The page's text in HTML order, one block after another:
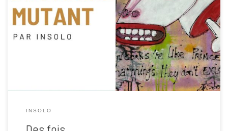
Le son bien à fond !!! Mai 1871, juin 2026 : des ruines, des rêves et
quelques machines qui refusent de se taire Le 28 mai 1871, au
terme de la Semaine sanglante, la Commune de Paris tombait sous
les balles et les exécutions. Des milliers de femmes et d’hommes
INSOLO